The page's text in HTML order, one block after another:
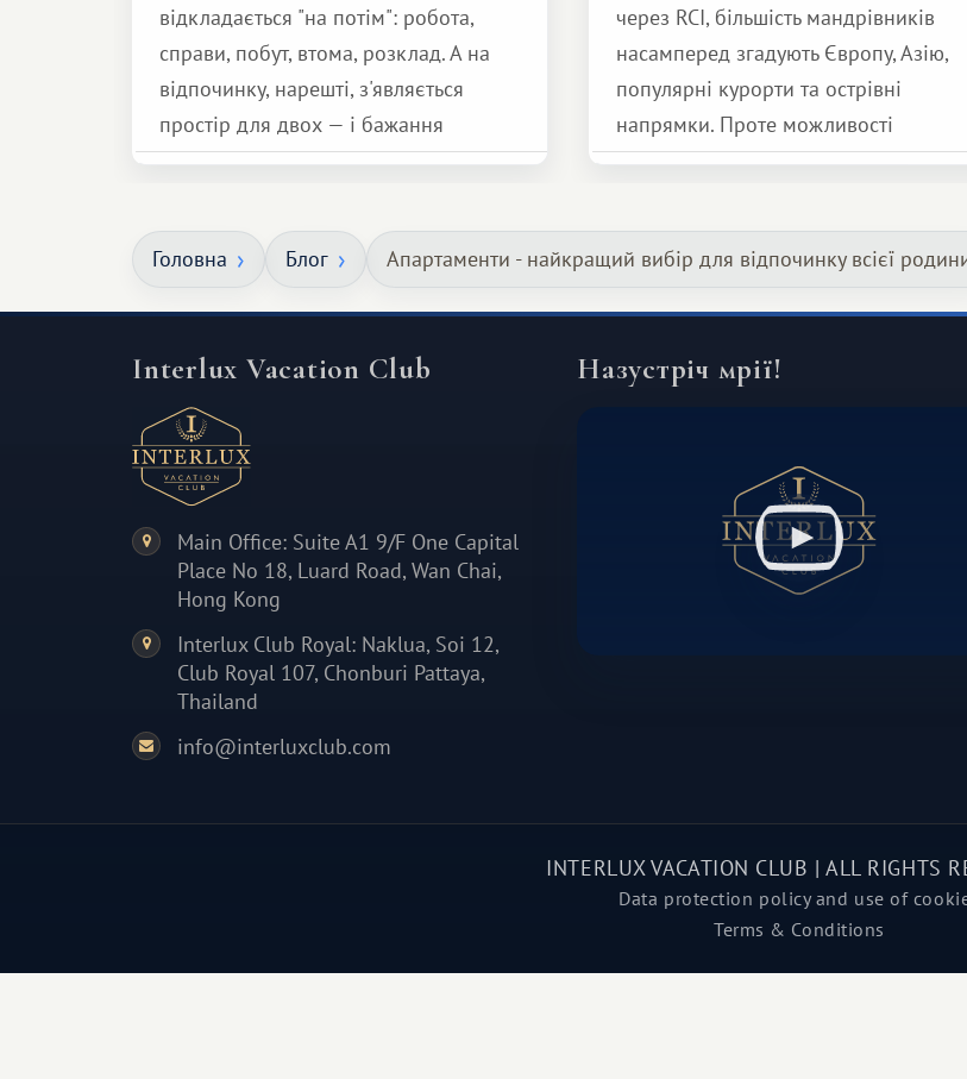
відкладається "на потім": робота,
справи, побут, втома, розклад. А на
відпочинку, нарешті, з'являється
простір для двох — і бажання
зробити для близької людини щось
але тепле і незабутнє :)
через RCI, більшість мандрівників
насамперед згадують Європу, Азію,
популярні курорти та острівні
напрямки. Проте можливості
обмінної системи значно ширші.
який здатний подарувати зовсім
інший формат подорожі.
Головна Блог Апартаменти - найкращий вибір для відпочинку всієї
Interlux Vacation Club
Main Office: Suite A1 9/F One Capital
Place No 18, Luard Road, Wan Chai,
Hong Kong
Interlux Club Royal: Naklua, Soi 12,
Club Royal 107, Chonburi Pattaya,
Thailand
info@interluxclub.com
Назустріч мрії!
INTERLUX VACATION CLUB | ALL RIGHTS
Data protection policy and use of
Terms & Conditions